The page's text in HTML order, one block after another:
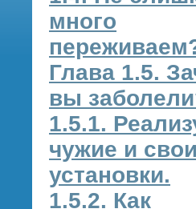
много
Глава 1.5.
вы
1.5.1.
чужие и свои
установки.
1.5.2. Как